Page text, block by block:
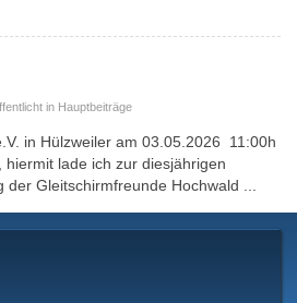
in Hauptbeiträge
in Hülzweiler am 03.05.2026 11:00h
lade ich zur diesjährigen
Gleitschirmfreunde Hochwald ...